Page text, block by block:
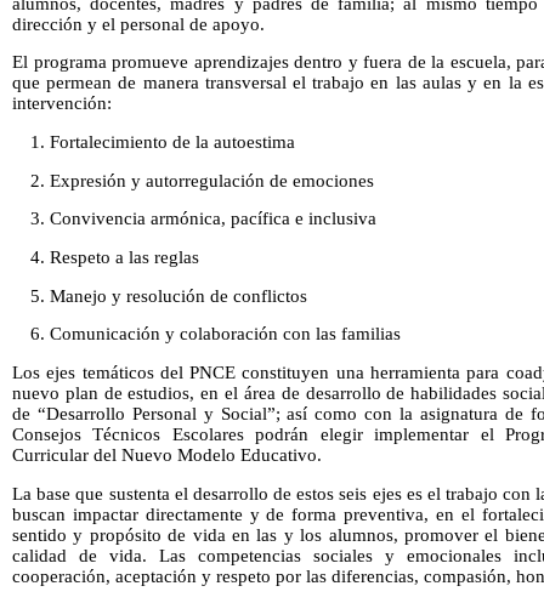
dirección y el personal de apoyo.
El programa promueve aprendizajes dentro y fuera de la escuela,
que permean de manera transversal el trabajo en las aulas y en la
intervención:
1. Fortalecimiento de la autoestima
2. Expresión y autorregulación de emociones
3. Convivencia armónica, pacífica e inclusiva
4. Respeto a las reglas
5. Manejo y resolución de conflictos
6. Comunicación y colaboración con las familias
Los ejes temáticos del PNCE constituyen una herramienta para
nuevo plan de estudios, en el área de desarrollo de habilidades
de “Desarrollo Personal y Social”; así como con la asignatura de
Consejos Técnicos Escolares podrán elegir implementar el
Curricular del Nuevo Modelo Educativo.
La base que sustenta el desarrollo de estos seis ejes es el trabajo
buscan impactar directamente y de forma preventiva, en el
sentido y propósito de vida en las y los alumnos, promover el
calidad de vida. Las competencias sociales y emocionales
cooperación, aceptación y respeto por las diferencias, compasión,